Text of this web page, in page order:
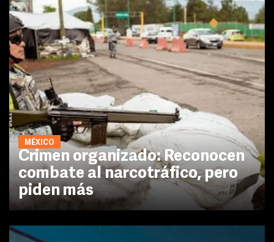
MÉXICO
Crimen organizado: Reconocen
combate al narcotráfico, pero
piden más